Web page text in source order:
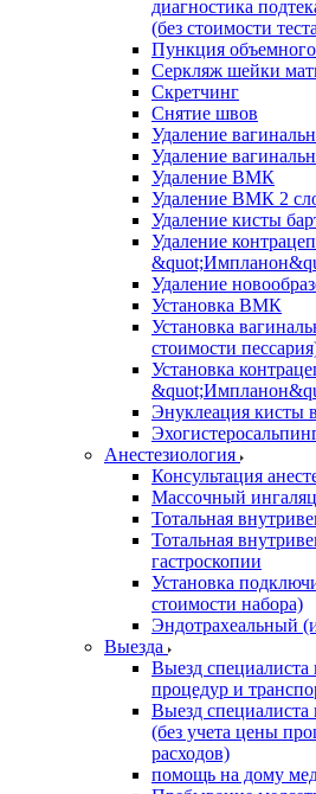
диагностика
(без стоимости
Пункция объемного
Серкляж шейки
Скретчинг
Снятие швов
Удаление
Удаление
Удаление ВМК
Удаление ВМК 2
Удаление кисты
Удаление
Удаление
Установка ВМК
Установка
стоимости
Установка
Энуклеация кисты
Анестезиология
Консультация
Массочный
Тотальная
Тотальная
гастроскопии
Установка
стоимости набора)
Эндотрахеальный
Выезда
Выезд специалиста
процедур и
Выезд специалиста
(без учета цены
расходов)
помощь на дому